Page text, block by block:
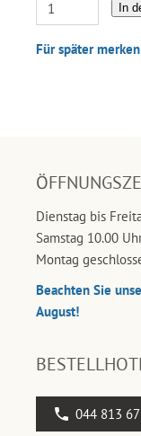
In
Für später merken
Dienstag bis
Samstag 10.00
Montag
Beachten Sie
August!
044 813